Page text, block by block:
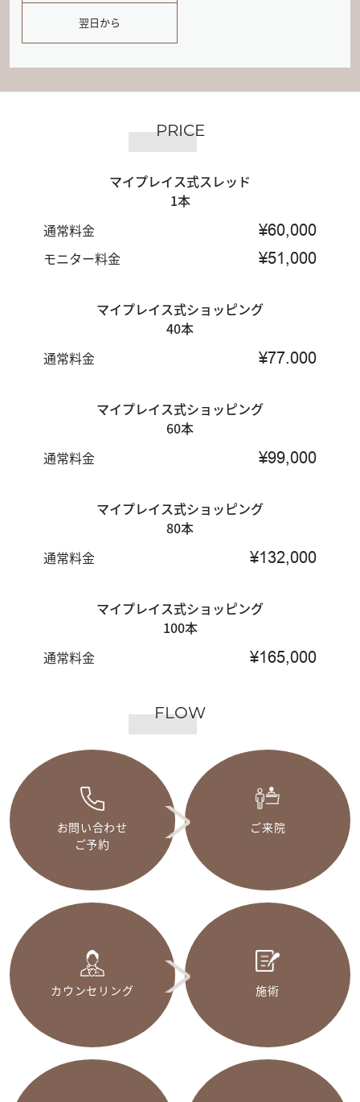
翌日から
PRICE
マイプレイス式スレッド
1本
通常料金
¥60,000
モニター料金 ¥51,000
マイプレイス式ショッピング
40本
通常料金
¥77.000
マイプレイス式ショッピング
60本
通常料金
¥99,000
マイプレイス式ショッピング
80本
通常料金
¥132,000
マイプレイス式ショッピング
100本
通常料金
¥165,000
FLOW
お問い合わせ
ご予約
ご来院
カウンセリング 施術